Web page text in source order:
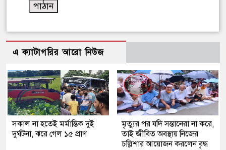
এ ক্যাটাগরির আরো নিউজ
সকাল না হতেই মর্মান্তিক দুই
দুর্ঘটনা, ঝরে গেল ১৫ প্রাণ
মৃত্যুর পর যদি সন্তানেরা না করে,
তাই জীবিত অবস্থায় নিজের
চল্লিশার আয়োজন করলেন বৃদ্ধ